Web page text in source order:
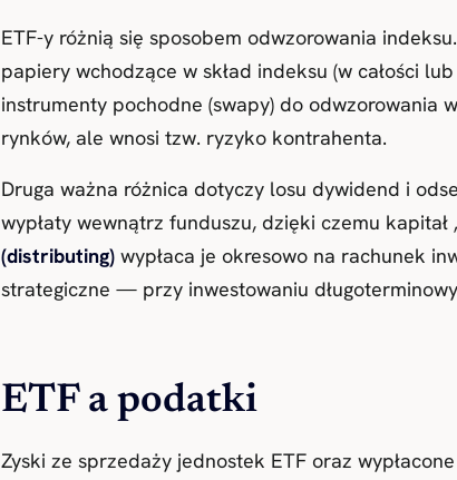
ETF-y różnią się sposobem odwzorowania indeksu.
papiery wchodzące w skład indeksu (w całości
instrumenty pochodne (swapy) do
rynków, ale wnosi tzw. ryzyko kontrahenta.
Druga ważna różnica dotyczy losu dywidend i
wypłaty wewnątrz funduszu, dzięki czemu
(distributing) wypłaca je okresowo na rachunek
strategiczne — przy inwestowaniu
ETF a podatki
Zyski ze sprzedaży jednostek ETF oraz